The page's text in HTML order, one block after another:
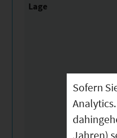
Lage
Sofern
Jahren)